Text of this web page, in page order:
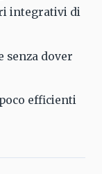
integrativi di
senza dover
efficienti